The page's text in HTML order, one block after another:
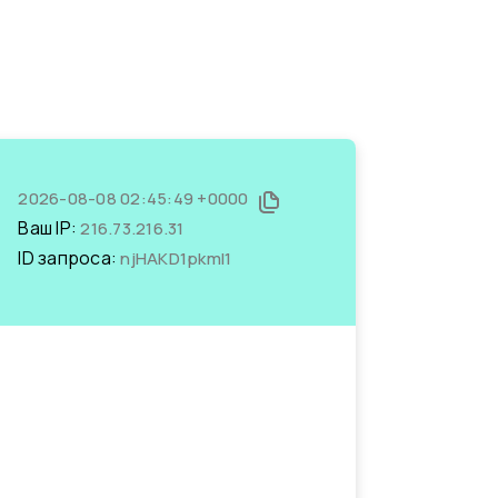
2026-08-08 02:45:49 +0000
Ваш IP:216.73.216.31
ID запроса:njHAKD1pkmI1